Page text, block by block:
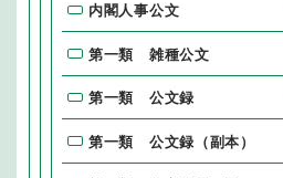
内閣人事公文
第一類 雑種公文
第一類 公文録
第一類 公文録（副本）